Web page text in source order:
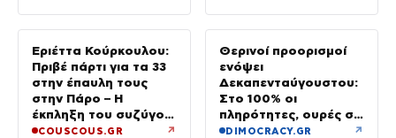
Εριέττα Κούρκουλου:
Πριβέ πάρτι για τα 33
στην έπαυλη τους
στην Πάρο – Η
έκπληξη του συζύγου
της
COUSCOUS.GR ↗
Θερινοί προορισμοί
ενόψει
Δεκαπενταύγουστου:
Στο 100% οι
πληρότητες, ουρές σε
λιμάνια, διόδια και
DIMOCRACY.GR ↗